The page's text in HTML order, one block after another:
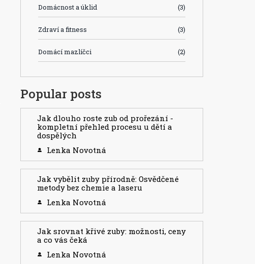
Domácnost a úklid (3)
Zdraví a fitness (3)
Domácí mazlíčci (2)
Popular posts
Jak dlouho roste zub od prořezání -
kompletní přehled procesu u dětí a
dospělých
Lenka Novotná
Jak vybělit zuby přírodně: Osvědčené
metody bez chemie a laseru
Lenka Novotná
Jak srovnat křivé zuby: možnosti, ceny
a co vás čeká
Lenka Novotná